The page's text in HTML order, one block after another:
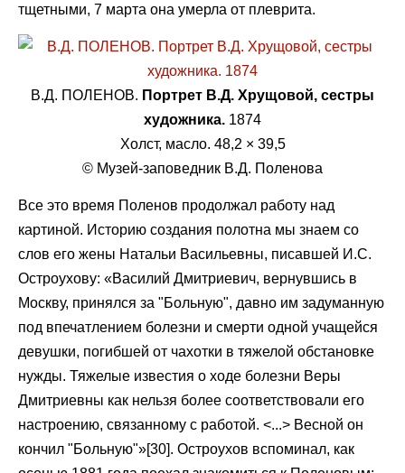
тщетными, 7 марта она умерла от плеврита.
В.Д. ПОЛЕНОВ. Портрет В.Д. Хрущовой, сестры
художника. 1874
Холст, масло. 48,2 × 39,5
© Музей-заповедник В.Д. Поленова
Все это время Поленов продолжал работу над
картиной. Историю создания полотна мы знаем со
слов его жены Натальи Васильевны, писавшей И.С.
Остроухову: «Василий Дмитриевич, вернувшись в
Москву, принялся за "Больную", давно им задуманную
под впечатлением болезни и смерти одной учащейся
девушки, погибшей от чахотки в тяжелой обстановке
нужды. Тяжелые известия о ходе болезни Веры
Дмитриевны как нельзя более соответствовали его
настроению, связанному с работой. <...> Весной он
кончил "Больную"»[30]. Остроухов вспоминал, как